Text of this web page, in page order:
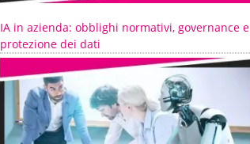
IA in azienda: obblighi normativi, governance e
protezione dei dati